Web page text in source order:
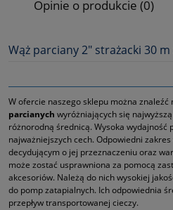
Opinie o produkcie (0)
Wąż parciany 2" strażacki 30 m
W ofercie naszego sklepu można
parcianych wyróżniających się
różnorodną średnicą. Wysoka wydajność
najważniejszych cech. Odpowiedni
decydującym o jej przeznaczeniu oraz
może zostać usprawniona za pomocą
akcesoriów. Należą do nich wysokiej
do pomp zatapialnych. Ich odpowiednia
przepływ transportowanej cieczy.